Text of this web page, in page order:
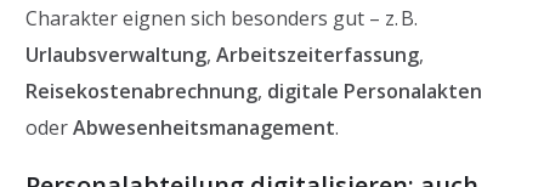
Charakter eignen sich besonders gut – z. B.
Urlaubsverwaltung,Arbeitszeiterfassung,
Reisekostenabrechnung, digitale Personalakten
oderAbwesenheitsmanagement.